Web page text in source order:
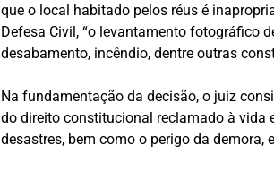
que o local habitado pelos réus é
Defesa Civil, “o levantamento fotográfico
desabamento, incêndio, dentre outras
Na fundamentação da decisão, o juiz
do direito constitucional reclamado à vida
desastres, bem como o perigo da